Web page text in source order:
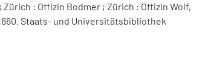
: Offizin Bodmer ; Zürich : Offizin Wolf,
Staats- und Universitätsbibliothek